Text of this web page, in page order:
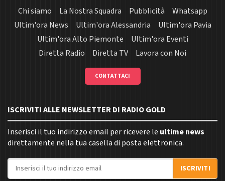
Chi siamo La Nostra Squadra Pubblicità
Whatsapp
Ultim'ora News
Ultim'ora Alessandria
Ultim'ora Pavia
Ultim'ora Alto Piemonte
Ultim'ora Eventi
Diretta Radio
Diretta TV Lavora con Noi
CONTATTACI
ISCRIVITI ALLE NEWSLETTER DI RADIO GOLD
Inserisci il tuo indirizzo email per ricevere le ultime news
direttamente nella tua casella di posta elettronica.
Indirizzo email
ISCRIVITI